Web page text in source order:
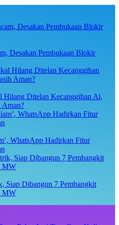
Desakan Pembukaan Blokir
Hilang Ditelan Kecanggihan Ai,
Aman?
WhatsApp Hadirkan Fitur
Siap Dibangun 7 Pembangkit
MW